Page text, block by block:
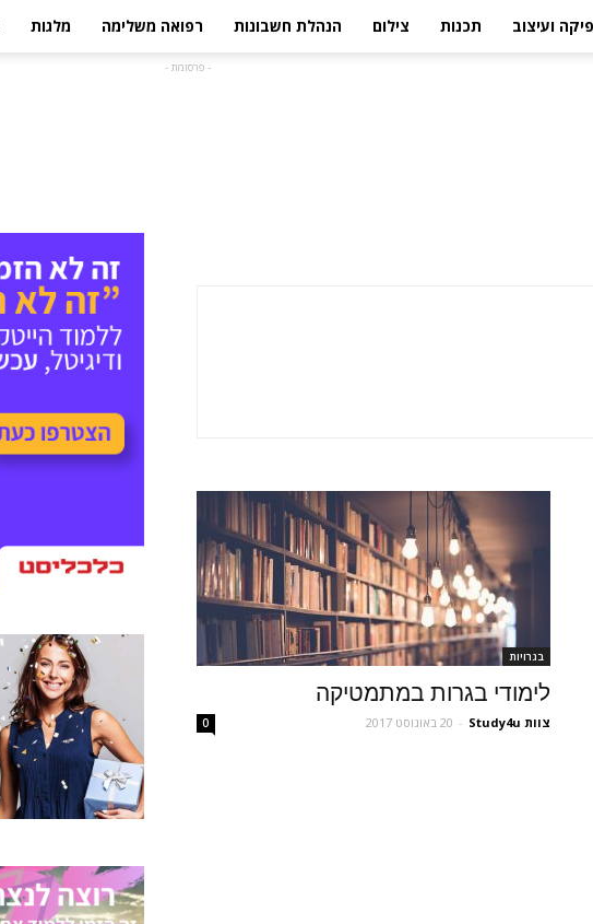
ועיצוב תכנות צילום הנהלת חשבונות רפואה משלימה מלגות
- פרסומת -
בגרויות
לימודי בגרות במתמטיקה
צוות Study4u - 20 באוגוסט 2017 0